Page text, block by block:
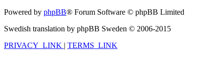
Powered by phpBB® Forum Software © phpBB Limited
Swedish translation by phpBB Sweden © 2006-2015
PRIVACY_LINK | TERMS_LINK